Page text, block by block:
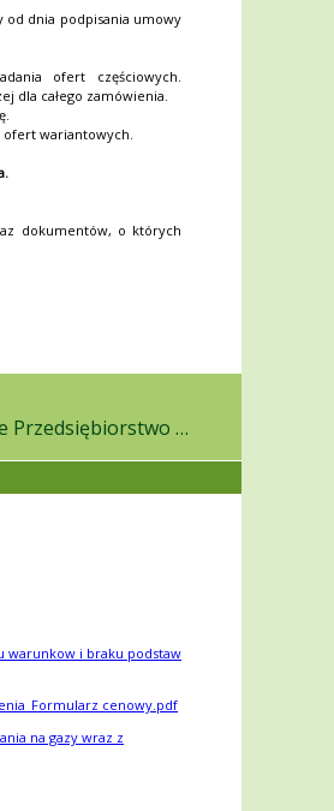
od dnia podpisania umowy
ofert częściowych.
dla całego zamówienia.
ofert wariantowych.
dokumentów, o których
w on-line postępowaniu dla Górnośląskie Przedsiębiorstwo Wodociągów S.A.
warunkow i braku podstaw
cenowy.pdf
na gazy wraz z